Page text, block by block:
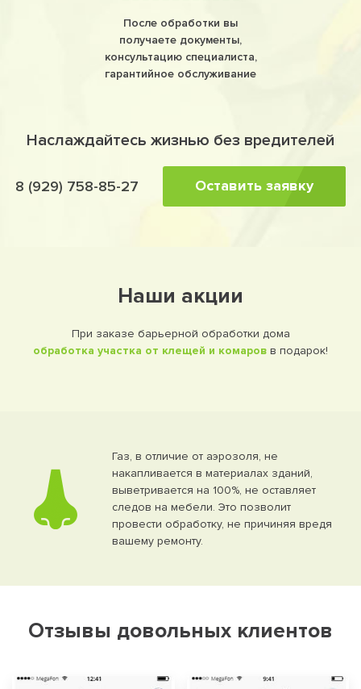
После обработки вы
получаете документы,
консультацию специалиста,
гарантийное обслуживание
Наслаждайтесь жизнью без вредителей
8 (929) 758-85-27 Оставить заявку
Наши акции
При заказе барьерной обработки дома
обработка участка от клещей и комаров в подарок!
Газ, в отличие от аэрозоля, не
накапливается в материалах зданий,
выветривается на 100%, не оставляет
следов на мебели. Это позволит
провести обработку, не причиняя вредя
вашему ремонту.
Отзывы довольных клиентов